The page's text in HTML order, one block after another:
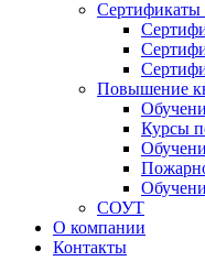
Сертификаты
Повышение
Курсы
СОУТ
О компании
Контакты